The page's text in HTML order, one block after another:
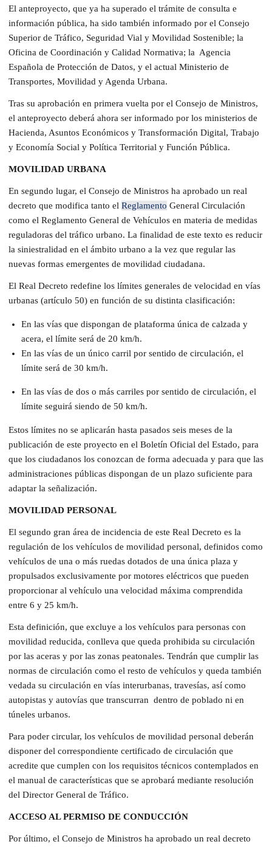
El anteproyecto, que ya ha superado el trámite de consulta e
información pública, ha sido también informado por el Consejo
Superior de Tráfico, Seguridad Vial y Movilidad Sostenible; la
Oficina de Coordinación y Calidad Normativa; la Agencia
Española de Protección de Datos, y el actual Ministerio de
Transportes, Movilidad y Agenda Urbana.
Tras su aprobación en primera vuelta por el Consejo de Ministros,
el anteproyecto deberá ahora ser informado por los ministerios de
Hacienda, Asuntos Económicos y Transformación Digital, Trabajo
y Economía Social y Política Territorial y Función Pública.
MOVILIDAD URBANA
En segundo lugar, el Consejo de Ministros ha aprobado un real
decreto que modifica tanto el Reglamento General Circulación
como el Reglamento General de Vehículos en materia de medidas
reguladoras del tráfico urbano. La finalidad de este texto es reducir
la siniestralidad en el ámbito urbano a la vez que regular las
nuevas formas emergentes de movilidad ciudadana.
El Real Decreto redefine los límites generales de velocidad en vías
urbanas (artículo 50) en función de su distinta clasificación:
En las vías que dispongan de plataforma única de calzada y
acera, el límite será de 20 km/h.
En las vías de un único carril por sentido de circulación, el
límite será de 30 km/h.
En las vías de dos o más carriles por sentido de circulación, el
límite seguirá siendo de 50 km/h.
Estos límites no se aplicarán hasta pasados seis meses de la
publicación de este proyecto en el Boletín Oficial del Estado, para
que los ciudadanos los conozcan de forma adecuada y para que las
administraciones públicas dispongan de un plazo suficiente para
adaptar la señalización.
MOVILIDAD PERSONAL
El segundo gran área de incidencia de este Real Decreto es la
regulación de los vehículos de movilidad personal, definidos como
vehículos de una o más ruedas dotados de una única plaza y
propulsados exclusivamente por motores eléctricos que pueden
proporcionar al vehículo una velocidad máxima comprendida
entre 6 y 25 km/h.
Esta definición, que excluye a los vehículos para personas con
movilidad reducida, conlleva que queda prohibida su circulación
por las aceras y por las zonas peatonales. Tendrán que cumplir las
normas de circulación como el resto de vehículos y queda también
vedada su circulación en vías interurbanas, travesías, así como
autopistas y autovías que transcurran dentro de poblado ni en
túneles urbanos.
Para poder circular, los vehículos de movilidad personal deberán
disponer del correspondiente certificado de circulación que
acredite que cumplen con los requisitos técnicos contemplados en
el manual de características que se aprobará mediante resolución
del Director General de Tráfico.
ACCESO AL PERMISO DE CONDUCCIÓN
Por último, el Consejo de Ministros ha aprobado un real decreto